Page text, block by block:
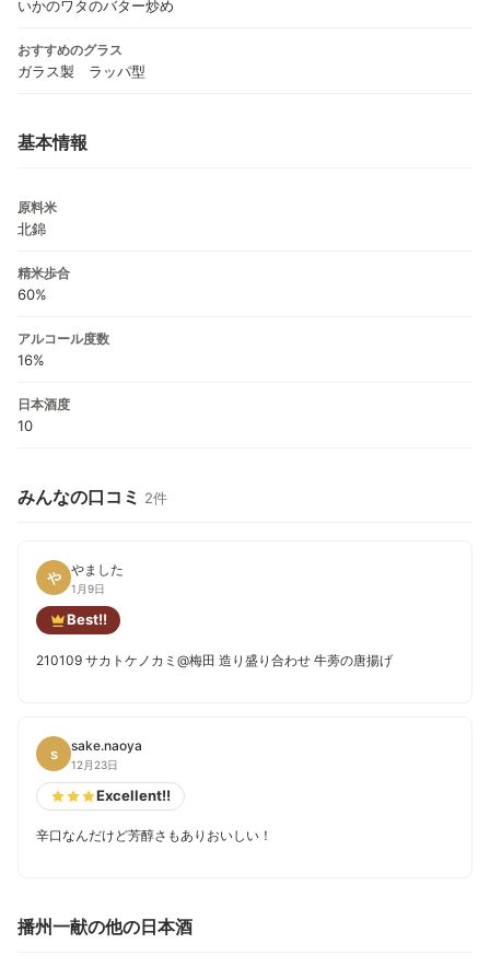
いかのワタのバター炒め
おすすめのグラス
ガラス製 ラッパ型
基本情報
原料米
北錦
精米歩合
60%
アルコール度数
16%
日本酒度
10
みんなの口コミ 2件
や やました
1月9日
Best!!
210109 サカトケノカミ@梅田 造り盛り合わせ 牛蒡の唐揚げ
s sake.naoya
12月23日
Excellent!!
辛口なんだけど芳醇さもありおいしい！
播州一献の他の日本酒